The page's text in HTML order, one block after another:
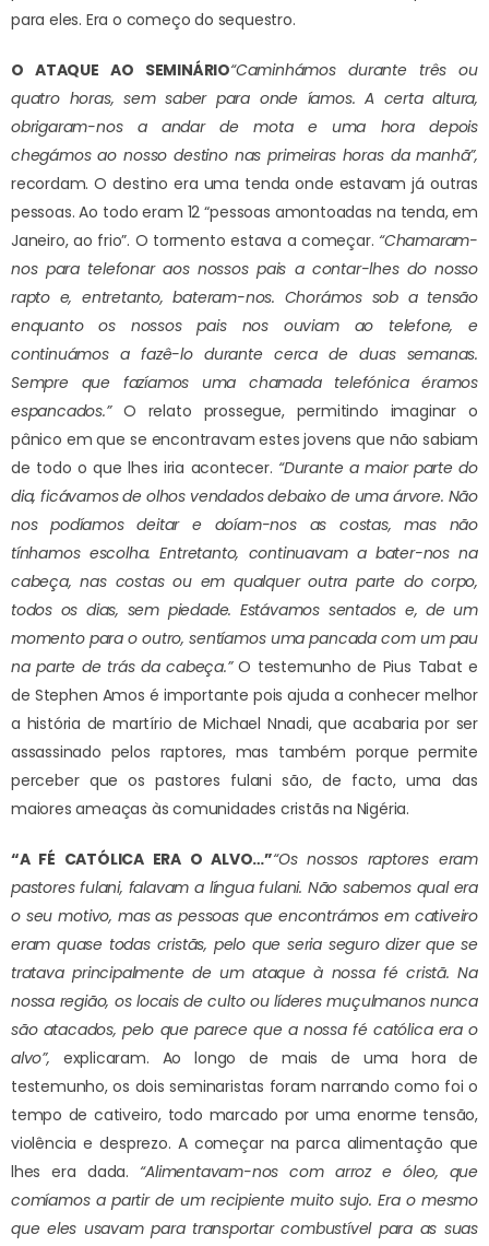
para eles. Era o começo do sequestro.
O ATAQUE AO SEMINÁRIO“Caminhámos durante três ou
quatro horas, sem saber para onde íamos. A certa altura,
obrigaram-nos a andar de mota e uma hora depois
chegámos ao nosso destino nas primeiras horas da manhã”,
recordam. O destino era uma tenda onde estavam já outras
pessoas. Ao todo eram 12 “pessoas amontoadas na tenda, em
Janeiro, ao frio”. O tormento estava a começar. “Chamaram-
nos para telefonar aos nossos pais a contar-lhes do nosso
rapto e, entretanto, bateram-nos. Chorámos sob a tensão
enquanto os nossos pais nos ouviam ao telefone, e
continuámos a fazê-lo durante cerca de duas semanas.
Sempre que fazíamos uma chamada telefónica éramos
espancados.”O relato prossegue, permitindo imaginar o
pânico em que se encontravam estes jovens que não sabiam
de todo o que lhes iria acontecer. “Durante a maior parte do
dia, ficávamos de olhos vendados debaixo de uma árvore. Não
nos podíamos deitar e doíam-nos as costas, mas não
tínhamos escolha. Entretanto, continuavam a bater-nos na
cabeça, nas costas ou em qualquer outra parte do corpo,
todos os dias, sem piedade. Estávamos sentados e, de um
momento para o outro, sentíamos uma pancada com um pau
na parte de trás da cabeça.”O testemunho de Pius Tabat e
de Stephen Amos é importante pois ajuda a conhecer melhor
a história de martírio de Michael Nnadi, que acabaria por ser
assassinado pelos raptores, mas também porque permite
perceber que os pastores fulani são, de facto, uma das
maiores ameaças às comunidades cristãs na Nigéria.
“A FÉ CATÓLICA ERA O ALVO…”“Os nossos raptores eram
pastores fulani, falavam a língua fulani. Não sabemos qual era
o seu motivo, mas as pessoas que encontrámos em cativeiro
eram quase todas cristãs, pelo que seria seguro dizer que se
tratava principalmente de um ataque à nossa fé cristã. Na
nossa região, os locais de culto ou líderes muçulmanos nunca
são atacados, pelo que parece que a nossa fé católica era o
alvo”, explicaram. Ao longo de mais de uma hora de
testemunho, os dois seminaristas foram narrando como foi o
tempo de cativeiro, todo marcado por uma enorme tensão,
violência e desprezo. A começar na parca alimentação que
lhes era dada. “Alimentavam-nos com arroz e óleo, que
comíamos a partir de um recipiente muito sujo. Era o mesmo
que eles usavam para transportar combustível para as suas